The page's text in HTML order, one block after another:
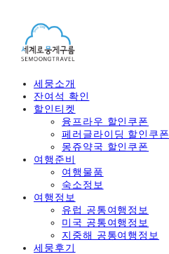
세뭉소개
잔여석 확인
할인티켓
융프라우 할인쿠폰
페러글라이딩 할인쿠폰
몽쥬약국 할인쿠폰
여행준비
여행물품
숙소정보
여행정보
유럽 공통여행정보
미국 공통여행정보
지중해 공통여행정보
세뭉후기